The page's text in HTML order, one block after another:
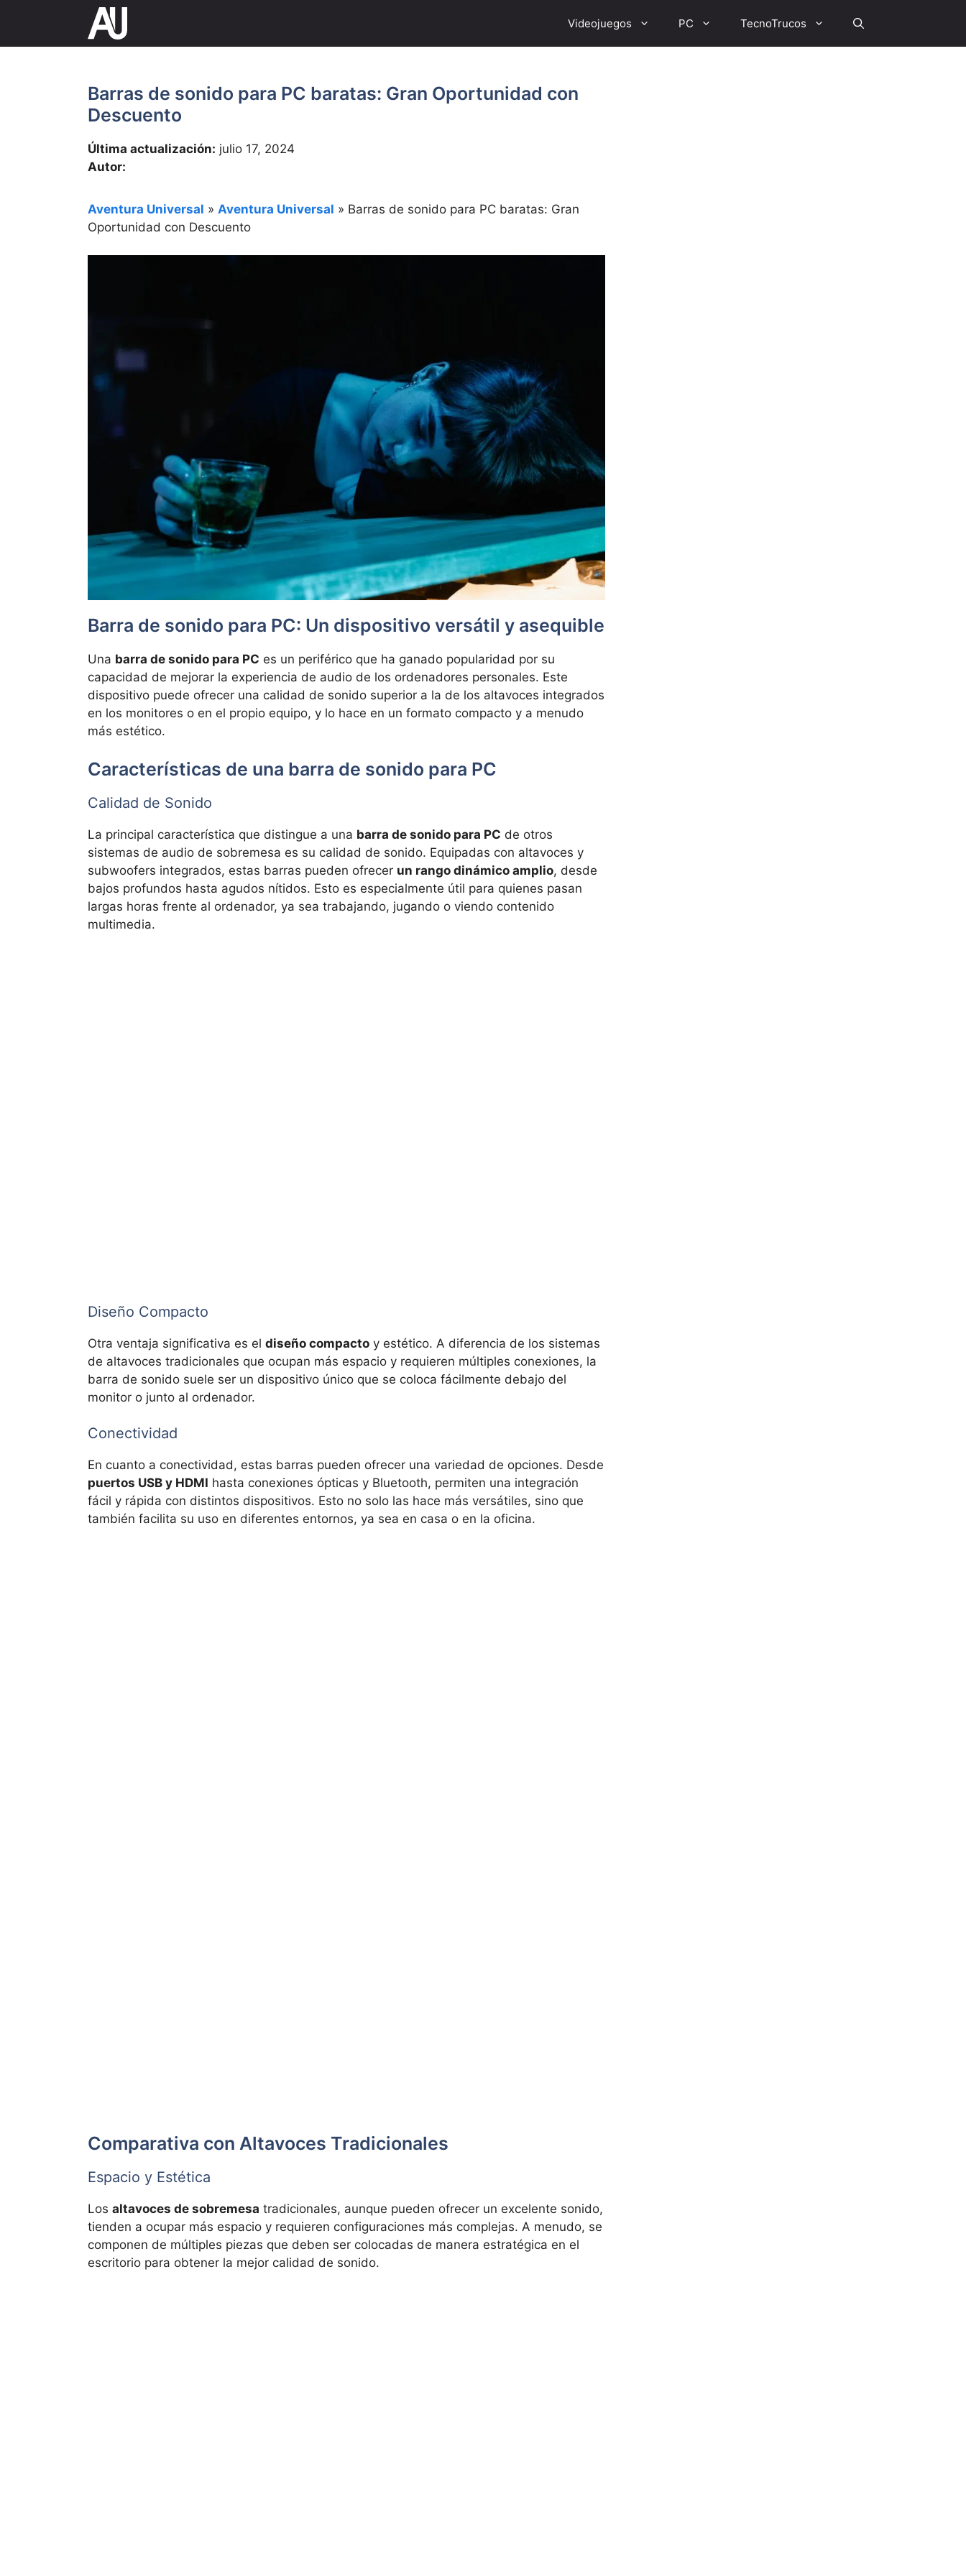
contenido
Videojuegos PC TecnoTrucos
Barras de sonido para PC baratas: Gran Oportunidad con
Descuento
Última actualización: julio 17, 2024
Autor:
Aventura Universal » Aventura Universal » Barras de sonido para PC baratas: Gran
Oportunidad con Descuento
Barra de sonido para PC: Un dispositivo versátil y asequible
Una barra de sonido para PC es un periférico que ha ganado popularidad por su
capacidad de mejorar la experiencia de audio de los ordenadores personales. Este
dispositivo puede ofrecer una calidad de sonido superior a la de los altavoces integrados
en los monitores o en el propio equipo, y lo hace en un formato compacto y a menudo
más estético.
Características de una barra de sonido para PC
Calidad de Sonido
La principal característica que distingue a una barra de sonido para PC de otros
sistemas de audio de sobremesa es su calidad de sonido. Equipadas con altavoces y
subwoofers integrados, estas barras pueden ofrecer un rango dinámico amplio, desde
bajos profundos hasta agudos nítidos. Esto es especialmente útil para quienes pasan
largas horas frente al ordenador, ya sea trabajando, jugando o viendo contenido
multimedia.
Diseño Compacto
Otra ventaja significativa es el diseño compacto y estético. A diferencia de los sistemas
de altavoces tradicionales que ocupan más espacio y requieren múltiples conexiones, la
barra de sonido suele ser un dispositivo único que se coloca fácilmente debajo del
monitor o junto al ordenador.
Conectividad
En cuanto a conectividad, estas barras pueden ofrecer una variedad de opciones. Desde
puertos USB y HDMI hasta conexiones ópticas y Bluetooth, permiten una integración
fácil y rápida con distintos dispositivos. Esto no solo las hace más versátiles, sino que
también facilita su uso en diferentes entornos, ya sea en casa o en la oficina.
Comparativa con Altavoces Tradicionales
Espacio y Estética
Los altavoces de sobremesa tradicionales, aunque pueden ofrecer un excelente sonido,
tienden a ocupar más espacio y requieren configuraciones más complejas. A menudo, se
componen de múltiples piezas que deben ser colocadas de manera estratégica en el
escritorio para obtener la mejor calidad de sonido.